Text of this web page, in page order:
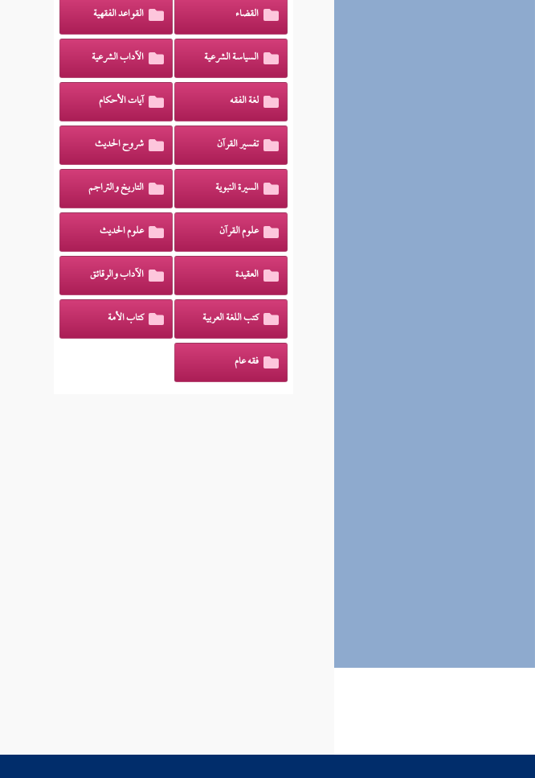
القضاء القواعد الفقهية
السياسة الشرعية الآداب الشرعية
لغة الفقه آيات الأحكام
تفسير القرآن شروح الحديث
السيرة النبوية التاريخ والتراجم
علوم القرآن علوم الحديث
العقيدة الآداب والرقائق
كتب اللغة العربية كتاب الأمة
فقه عام